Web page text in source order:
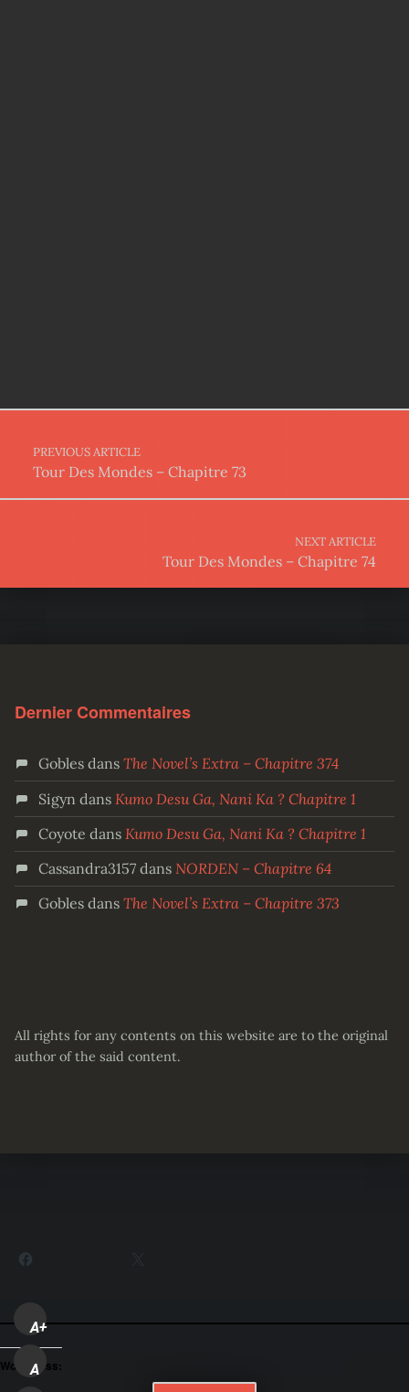
Post navigation
PREVIOUS ARTICLE
Tour Des Mondes – Chapitre 73
NEXT ARTICLE
Tour Des Mondes – Chapitre 74
Dernier Commentaires
Goblesdans The Novel’s Extra – Chapitre 374
Sigyn dans Kumo Desu Ga, Nani Ka ? Chapitre 1
Coyote dans Kumo Desu Ga, Nani Ka ? Chapitre 1
Cassandra3157dans NORDEN – Chapitre 64
Goblesdans The Novel’s Extra – Chapitre 373
All rights for any contents on this website are to the original
author of the said content.
A+
A
WordPress: